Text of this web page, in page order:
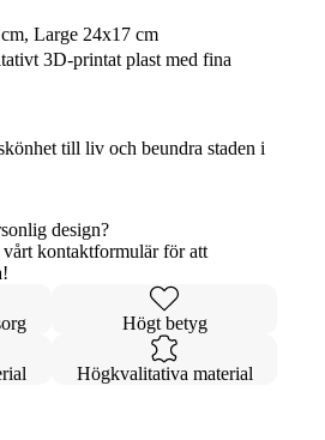
Large 24x17 cm
3D-printat plast med fina
till liv och beundra staden i
design?
kontaktformulär för att
Högt betyg
Högkvalitativa material